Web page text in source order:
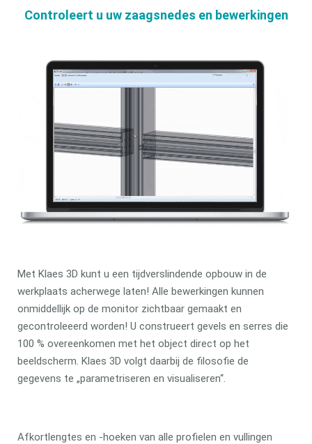
Controleert u uw zaagsnedes en bewerkingen
Met Klaes 3D kunt u een tijdverslindende opbouw in de
werkplaats acherwege laten! Alle bewerkingen kunnen
onmiddellijk op de monitor zichtbaar gemaakt en
gecontroleeerd worden! U construeert gevels en serres die
100 % overeenkomen met het object direct op het
beeldscherm. Klaes 3D volgt daarbij de filosofie de
gegevens te „parametriseren en visualiseren“.
Afkortlengtes en -hoeken van alle profielen en vullingen